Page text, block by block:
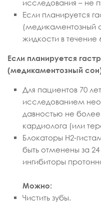
исследования – не
Если планируется
(медикаментозный
жидкости в течение
Если планируется
(медикаментозный
Для пациентов 70
исследованием
давностью не
кардиолога (или
Блокаторы Н2-
быть отменены за
ингибиторы
Можно:
Чистить зубы.